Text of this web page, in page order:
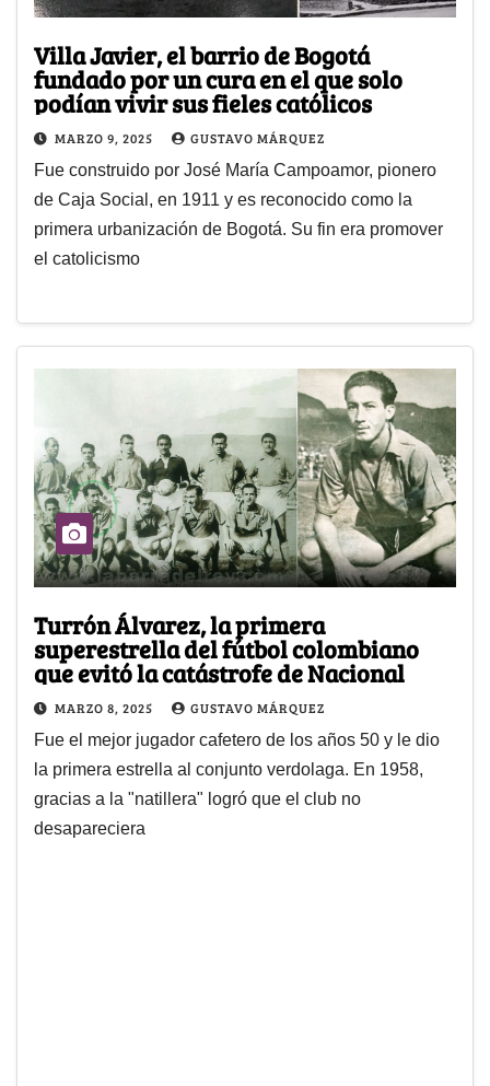
Villa Javier, el barrio de Bogotá
fundado por un cura en el que solo
podían vivir sus fieles católicos
MARZO 9, 2025 GUSTAVO MÁRQUEZ
Fue construido por José María Campoamor, pionero
de Caja Social, en 1911 y es reconocido como la
primera urbanización de Bogotá. Su fin era promover
el catolicismo
Turrón Álvarez, la primera
superestrella del fútbol colombiano
que evitó la catástrofe de Nacional
MARZO 8, 2025 GUSTAVO MÁRQUEZ
Fue el mejor jugador cafetero de los años 50 y le dio
la primera estrella al conjunto verdolaga. En 1958,
gracias a la "natillera" logró que el club no
desapareciera